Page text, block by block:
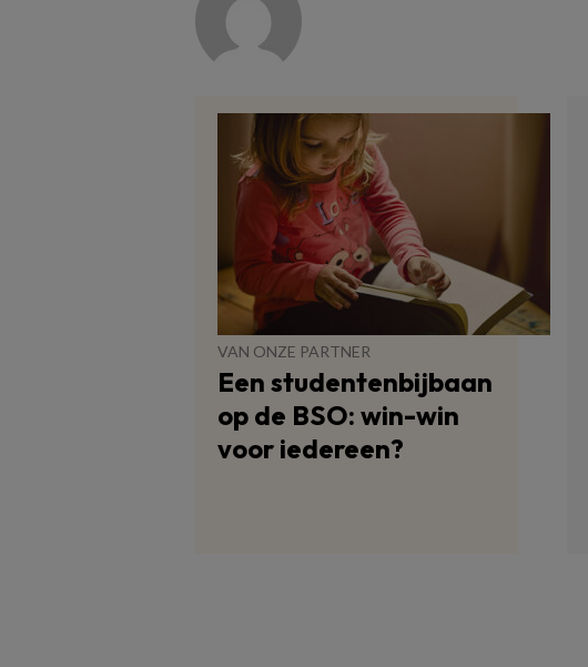
VAN ONZE PARTNER
Een studentenbijbaan
op de BSO: win-win
voor iedereen?